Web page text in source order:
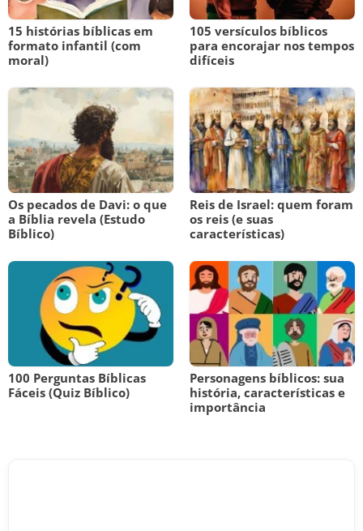
15 histórias bíblicas em
formato infantil (com
moral)
105 versículos bíblicos
para encorajar nos tempos
difíceis
Os pecados de Davi: o que
a Bíblia revela (Estudo
Bíblico)
Reis de Israel: quem foram
os reis (e suas
características)
100 Perguntas Bíblicas
Fáceis (Quiz Bíblico)
Personagens bíblicos: sua
história, características e
importância